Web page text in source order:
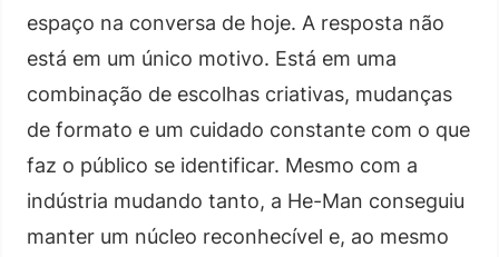
espaço na conversa de hoje. A resposta não
está em um único motivo. Está em uma
combinação de escolhas criativas, mudanças
de formato e um cuidado constante com o que
faz o público se identificar. Mesmo com a
indústria mudando tanto, a He-Man conseguiu
manter um núcleo reconhecível e, ao mesmo